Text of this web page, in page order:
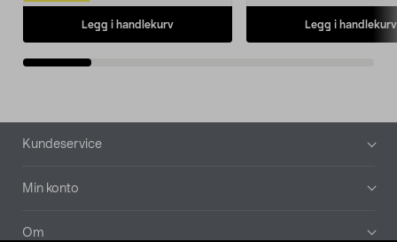
Legg i handlekurv Legg i handlekurv
Bunntekst
Kundeservice
Min konto
Om